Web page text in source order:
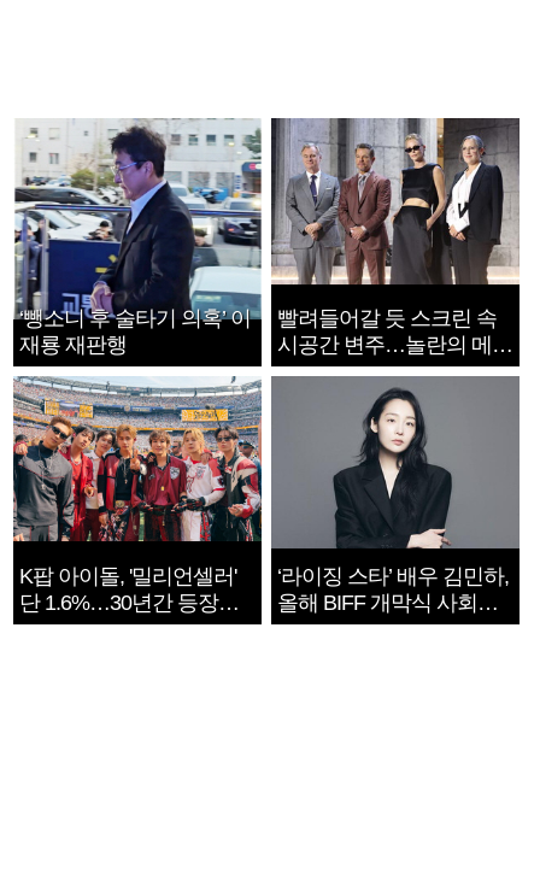
‘뺑소니 후 술타기 의혹’ 이
재룡 재판행
빨려들어갈 듯 스크린 속
시공간 변주…놀란의 메시
지는 ‘전쟁 속죄’
K팝 아이돌, '밀리언셀러'
단 1.6%…30년간 등장
1182개팀 전수조사
‘라이징 스타’ 배우 김민하,
올해 BIFF 개막식 사회자
확정